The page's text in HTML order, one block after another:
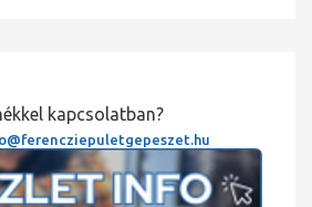
kapcsolatban?